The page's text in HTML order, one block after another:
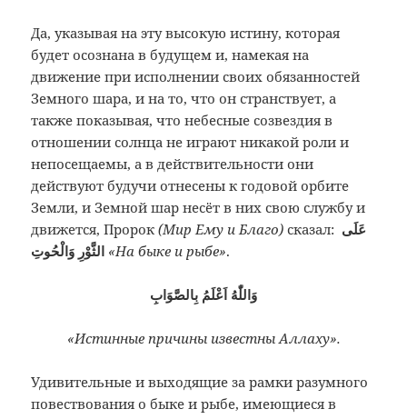
Да, указывая на эту высокую истину, которая
будет осознана в будущем и, намекая на
движение при исполнении своих обязанностей
Земного шара, и на то, что он странствует, а
также показывая, что небесные созвездия в
отношении солнца не играют никакой роли и
непосещаемы, а в действительности они
действуют будучи отнесены к годовой орбите
Земли, и Земной шар несёт в них свою службу и
движется, Пророк(Мир Ему и Благо) сказал: عَلَى
«На быке и рыбе».
وَاللّٰهُ اَعْلَمُ بِالصَّوَابِ
«Истинные причины известны Аллаху».
Удивительные и выходящие за рамки разумного
повествования о быке и рыбе, имеющиеся в